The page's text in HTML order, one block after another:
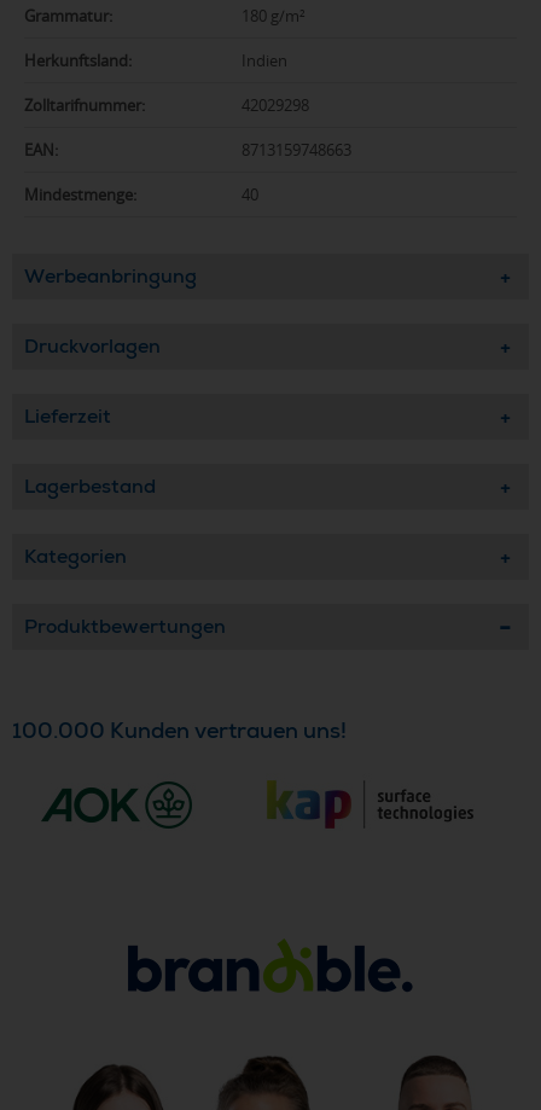
Grammatur: 180 g/m²
Herkunftsland: Indien
Zolltarifnummer: 42029298
EAN: 8713159748663
Mindestmenge: 40
Werbeanbringung
Druckvorlagen
Lieferzeit
Lagerbestand
Kategorien
Produktbewertungen
100.000 Kunden vertrauen uns!